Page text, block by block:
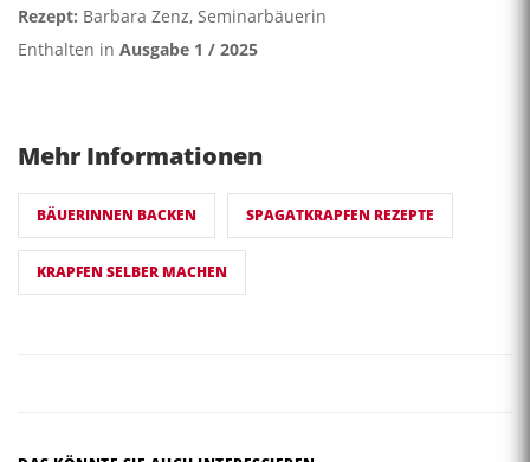
Rezept: Barbara Zenz, Seminarbäuerin
Enthalten in Ausgabe 1 / 2025
Mehr Informationen
BÄUERINNEN BACKEN SPAGATKRAPFEN REZEPTE
KRAPFEN SELBER MACHEN